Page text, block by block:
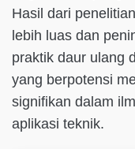
Hasil dari
lebih luas dan
praktik daur ulang
yang berpotensi
signifikan dalam
aplikasi teknik.